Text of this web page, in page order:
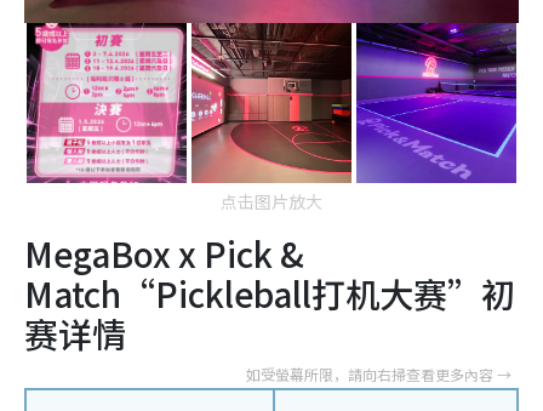
点击图片放大
MegaBox x Pick &
Match“Pickleball打机大赛”初
赛详情